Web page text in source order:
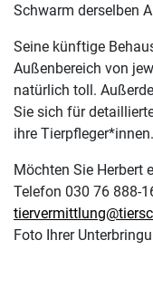
Schwarm derselben
Seine künftige
Außenbereich von
natürlich toll.
Sie sich für
ihre Tierpfleger*innen.
Möchten Sie Herbert
Telefon 030 76 888-
Foto Ihrer